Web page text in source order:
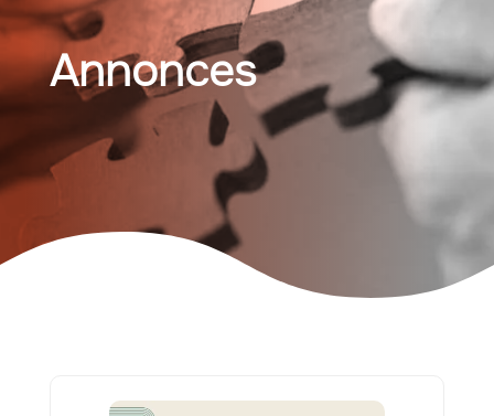
Annonces